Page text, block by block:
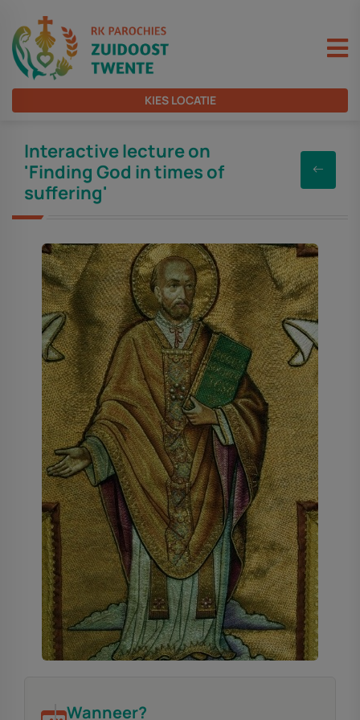
KIES LOCATIE
Interactive lecture on
'Finding God in times of
suffering'
Wanneer?